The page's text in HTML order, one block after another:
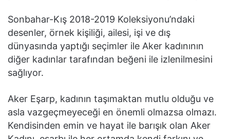
Sonbahar-Kış 2018-2019 Koleksiyonu’ndaki
desenler, örnek kişiliği, ailesi, işi ve dış
dünyasında yaptığı seçimler ile Aker kadınının
diğer kadınlar tarafından beğeni ile izlenilmesini
sağlıyor.
Aker Eşarp, kadının taşımaktan mutlu olduğu ve
asla vazgeçmeyeceği en önemli olmazsa olmazı.
Kendisinden emin ve hayat ile barışık olan Aker